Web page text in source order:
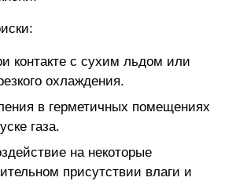
контакте с сухим льдом или
охлаждения.
в герметичных помещениях
газа.
на некоторые
присутствии влаги и